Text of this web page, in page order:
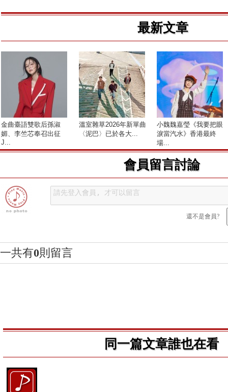
最新文章
金曲臺語雙歌后孫淑
媚、李竺芯奉召出征
J...
溫室雜草2026年新單曲
〈泥巴〉已於各大...
小魏魏嘉瑩《我要把眼
淚當汽水》香港最終
場...
會員留言討論
還不是會員?
一共有0則留言
同一篇文章誰也在看